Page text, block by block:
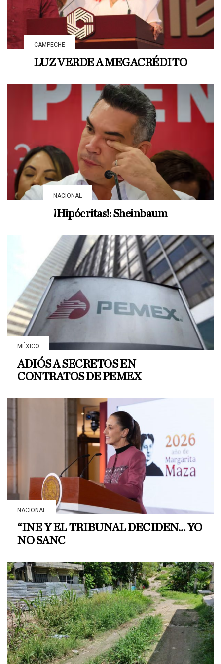
CAMPECHE
LUZ VERDE A MEGACRÉDITO
NACIONAL
¡Hipócritas!: Sheinbaum
MÉXICO
ADIÓS A SECRETOS EN
CONTRATOS DE PEMEX
NACIONAL
“INE Y EL TRIBUNAL DECIDEN… YO
NO SANC